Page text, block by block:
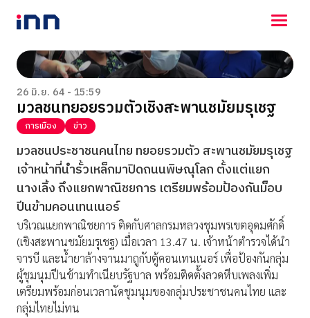
NEWS
ENTERTAINMENT
LIFESTYLE
HOROSCOPE
LOTTERY
VIDEO
ร่วมด้วยช่วยกัน
26 มิ.ย. 64 - 15:59
มวลชนทยอยรวมตัวเชิงสะพานชมัยมรุเชฐ
การเมือง ข่าว
มวลชนประชาชนคนไทย ทยอยรวมตัว สะพานชมัยมรุเชฐ
เจ้าหน้าที่นำรั้วเหล็กมาปิดถนนพิษณุโลก ตั้งแต่แยก
นางเลิ้ง ถึงแยกพาณิชยการ เตรียมพร้อมป้องกันม็อบ
ปีนข้ามคอนเทนเนอร์
บริเวณแยกพาณิชยการ ติดกับศาลกรมหลวงชุมพรเขตอุดมศักดิ์
(เชิงสะพานชมัยมรุเชฐ) เมื่อเวลา 13.47 น. เจ้าหน้าตำรวจได้นำ
จารบี และน้ำยาล้างจานมาถูกับตู้คอนเทนเนอร์ เพื่อป้องกันกลุ่ม
ผู้ชุมนุมปีนข้ามทำเนียบรัฐบาล พร้อมติดตั้งลวดหีบเพลงเพิ่ม
เตรียมพร้อมก่อนเวลานัดชุมนุมของกลุ่มประชาชนคนไทย และ
กลุ่มไทยไม่ทน